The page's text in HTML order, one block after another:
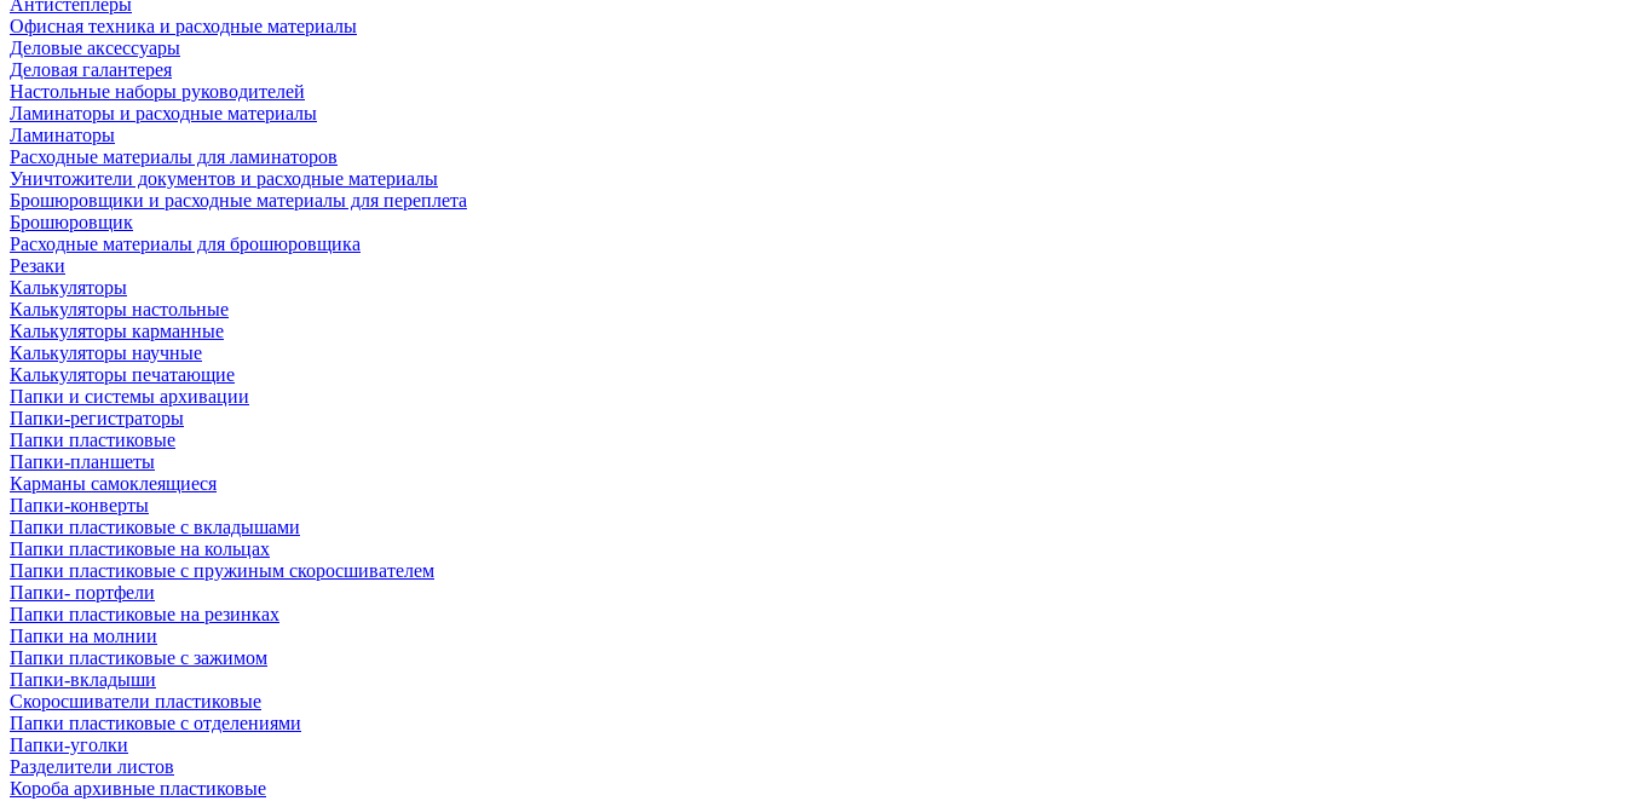
Антистеплеры
Офисная техника и расходные материалы
Деловые аксессуары
Деловая галантерея
Настольные наборы руководителей
Ламинаторы и расходные материалы
Ламинаторы
Расходные материалы для ламинаторов
Уничтожители документов и расходные материалы
Брошюровщики и расходные материалы для переплета
Брошюровщик
Расходные материалы для брошюровщика
Резаки
Калькуляторы
Калькуляторы настольные
Калькуляторы карманные
Калькуляторы научные
Калькуляторы печатающие
Папки и системы архивации
Папки-регистраторы
Папки пластиковые
Папки-планшеты
Карманы самоклеящиеся
Папки-конверты
Папки пластиковые с вкладышами
Папки пластиковые на кольцах
Папки пластиковые с пружиным скоросшивателем
Папки- портфели
Папки пластиковые на резинках
Папки на молнии
Папки пластиковые с зажимом
Папки-вкладыши
Скоросшиватели пластиковые
Папки пластиковые с отделениями
Папки-уголки
Разделители листов
Короба архивные пластиковые